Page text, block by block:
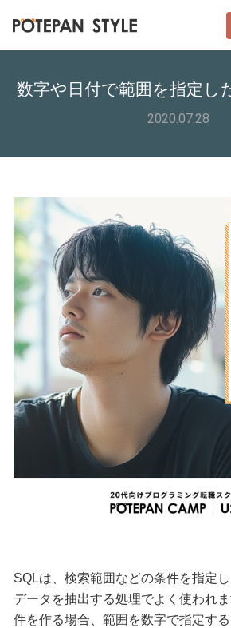
数字や日付で範囲を指定し
2020.07.28
SQLは、検索範囲などの条件を指定
データを抽出する処理でよく使われ
件を作る場合、範囲を数字で指定す